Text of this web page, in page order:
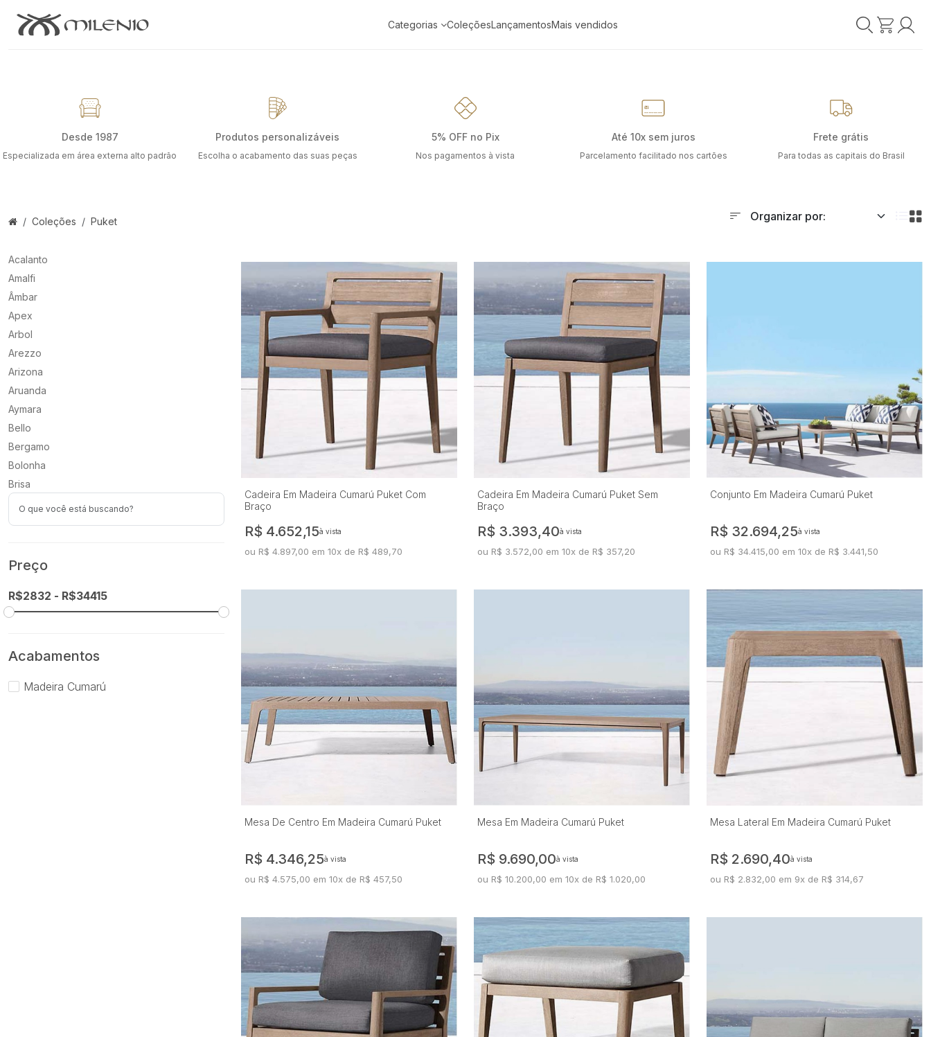
Categorias ColeçõesLançamentosMais vendidos
Desde 1987
Especializada em área externa alto padrão
Produtos personalizáveis
Escolha o acabamento das suas peças
5% OFF no Pix
Nos pagamentos à vista
Até 10x sem juros
Parcelamento facilitado nos cartões
Frete grátis
Para todas as capitais do Brasil
Coleções Puket
Acalanto
Amalfi
Âmbar
Apex
Arbol
Arezzo
Arizona
Aruanda
Aymara
Bello
Bergamo
Bolonha
Brisa
Campestre
Cartier
Dora
Elegance
Ferretti
Géa
Preço
Acabamentos
Madeira Cumarú
Cadeira Em Madeira Cumarú Puket Com
Braço
R$ 4.652,15à vista
ou R$ 4.897,00 em 10x de R$ 489,70
Cadeira Em Madeira Cumarú Puket Sem
Braço
R$ 3.393,40à vista
ou R$ 3.572,00 em 10x de R$ 357,20
Conjunto Em Madeira Cumarú Puket
R$ 32.694,25à vista
ou R$ 34.415,00 em 10x de R$ 3.441,50
Mesa De Centro Em Madeira Cumarú Puket
R$ 4.346,25à vista
ou R$ 4.575,00 em 10x de R$ 457,50
Mesa Em Madeira Cumarú Puket
R$ 9.690,00à vista
ou R$ 10.200,00 em 10x de R$ 1.020,00
Mesa Lateral Em Madeira Cumarú Puket
R$ 2.690,40à vista
ou R$ 2.832,00 em 9x de R$ 314,67